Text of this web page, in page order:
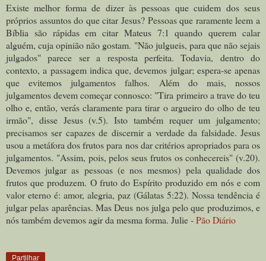
Existe melhor forma de dizer às pessoas que cuidem dos seus
próprios assuntos do que citar Jesus? Pessoas que raramente leem a
Bíblia são rápidas em citar Mateus 7:1 quando querem calar
alguém, cuja opinião não gostam. "Não julgueis, para que não sejais
julgados" parece ser a resposta perfeita. Todavia, dentro do
contexto, a passagem indica que, devemos julgar; espera-se apenas
que evitemos julgamentos falhos. Além do mais, nossos
julgamentos devem começar connosco: "Tira primeiro a trave do teu
olho e, então, verás claramente para tirar o argueiro do olho de teu
irmão", disse Jesus (v.5). Isto também requer um julgamento;
precisamos ser capazes de discernir a verdade da falsidade. Jesus
usou a metáfora dos frutos para nos dar critérios apropriados para os
julgamentos. "Assim, pois, pelos seus frutos os conhecereis" (v.20).
Devemos julgar as pessoas (e nos mesmos) pela qualidade dos
frutos que produzem. O fruto do Espírito produzido em nós e com
valor eterno é: amor, alegria, paz (Gálatas 5:22). Nossa tendência é
julgar pelas aparências. Mas Deus nos julga pelo que produzimos, e
nós também devemos agir da mesma forma. Julie -Pão Diário
Partilhar